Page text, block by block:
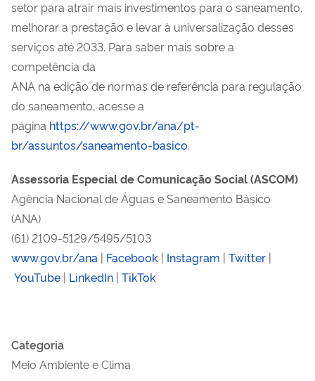
setor para atrair mais investimentos para o saneamento,
melhorar a prestação e levar à universalização desses
serviços até 2033. Para saber mais sobre a
competência da
ANA na edição de normas de referência para regulação
do saneamento, acesse a
página https://www.gov.br/ana/pt-
br/assuntos/saneamento-basico.
Assessoria Especial de Comunicação Social (ASCOM)
Agência Nacional de Águas e Saneamento Básico
(ANA)
(61) 2109-5129/5495/5103
www.gov.br/ana | Facebook | Instagram | Twitter |
YouTube | LinkedIn | TikTok
Categoria
Meio Ambiente e Clima